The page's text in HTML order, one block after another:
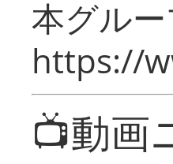
本グル
https://
📺動画